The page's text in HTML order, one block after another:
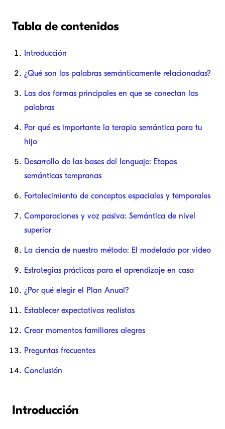
Tabla de contenidos
Introducción
¿Qué son las palabras semánticamente relacionadas?
Las dos formas principales en que se conectan las
palabras
Por qué es importante la terapia semántica para tu
hijo
Desarrollo de las bases del lenguaje: Etapas
semánticas tempranas
Fortalecimiento de conceptos espaciales y temporales
Comparaciones y voz pasiva: Semántica de nivel
superior
La ciencia de nuestro método: El modelado por video
Estrategias prácticas para el aprendizaje en casa
¿Por qué elegir el Plan Anual?
Establecer expectativas realistas
Crear momentos familiares alegres
Preguntas frecuentes
Conclusión
Introducción